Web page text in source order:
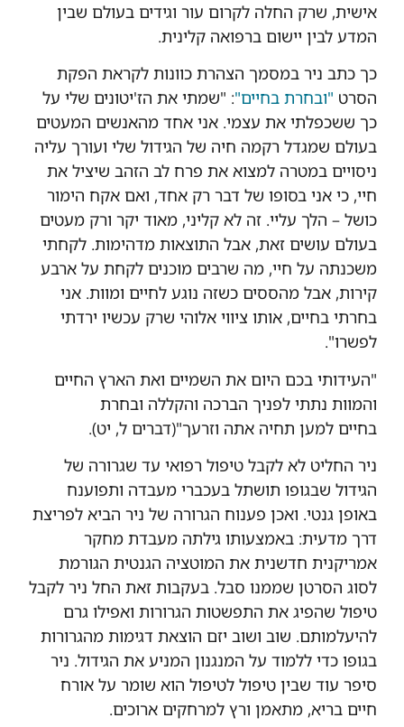
אישית, שרק החלה לקרום עור וגידים בעולם שבין
המדע לבין יישום ברפואה קלינית.
כך כתב ניר במסמך הצהרת כוונות לקראת הפקת
הסרט "ובחרת בחיים":
"שמתי את הז'יטונים שלי על
כך ששכפלתי את עצמי. אני אחד מהאנשים המעטים
בעולם שמגדל רקמה חיה של הגידול שלי ועורך עליה
ניסויים במטרה למצוא את פרח לב הזהב שיציל את
חיי, כי אני בסופו של דבר רק אחד, ואם אקח הימור
כושל – הלך עליי. זה לא קליני, מאוד יקר ורק מעטים
בעולם עושים זאת, אבל התוצאות מדהימות. לקחתי
משכנתה על חיי, מה שרבים מוכנים לקחת על ארבע
קירות, אבל מהססים כשזה נוגע לחיים ומוות. אני
בחרתי בחיים, אותו ציווי אלוהי שרק עכשיו ירדתי
לפשרו."
"העידותי בכם היום את השמיים ואת הארץ החיים
והמוות נתתי לפניך הברכה והקללה ובחרת
בחיים למען תחיה אתה וזרעך"
(דברים ל, יט.(
ניר החליט לא לקבל טיפול רפואי עד שגרורה של
הגידול שבגופו תושתל בעכברי מעבדה ותפוענח
באופן גנטי. ואכן פענוח הגרורה של ניר הביא לפריצת
דרך מדעית: באמצעותו גילתה מעבדת מחקר
אמריקנית חדשנית את המוטציה הגנטית הגורמת
לסוג הסרטן שממנו סבל. בעקבות זאת החל ניר לקבל
טיפול שהפיג את התפשטות הגרורות ואפילו גרם
להיעלמותם. שוב ושוב יזם הוצאת דגימות מהגרורות
בגופו כדי ללמוד על המנגנון המניע את הגידול. ניר
סיפר עוד שבין טיפול לטיפול הוא שומר על אורח
חיים בריא, מתאמן ורץ למרחקים ארוכים.